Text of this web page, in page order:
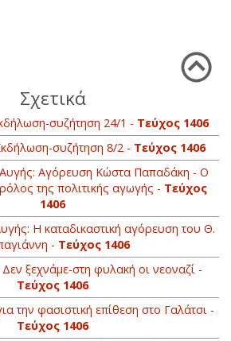
Σχετικά
συζήτηση 24/1 - Τεύχος 1406
συζήτηση 8/2 - Τεύχος 1406
Αγόρευση Κώστα Παπαδάκη - Ο
της πολιτικής αγωγής - Τεύχος
1406
H καταδικαστική αγόρευση του Θ.
- Τεύχος 1406
ξεχνάμε-στη φυλακή οι νεοναζί -
Τεύχος 1406
την φασιστική επίθεση στο Γαλάτσι -
Τεύχος 1406